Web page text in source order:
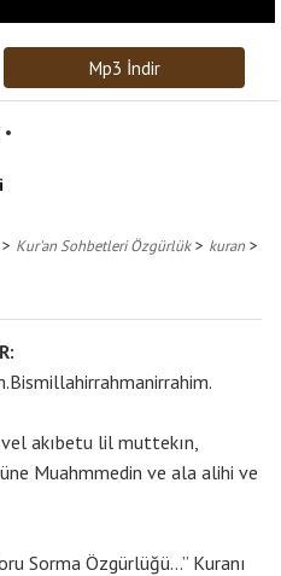
Mp3 İndir
Kur'an Sohbetleri Özgürlük> kuran >
akıbetu lil muttekın,
Muahmmedin ve ala alihi ve
Sorma Özgürlüğü…” Kuranı